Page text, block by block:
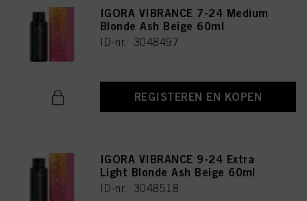
IGORA VIBRANCE 7-24 Medium
Blonde Ash Beige 60ml
ID-nr. 3048497
REGISTEREN EN KOPEN
IGORA VIBRANCE 9-24 Extra
Light Blonde Ash Beige 60ml
ID-nr. 3048518